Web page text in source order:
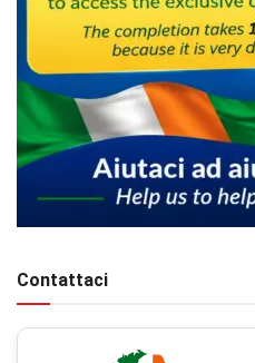
Contattaci